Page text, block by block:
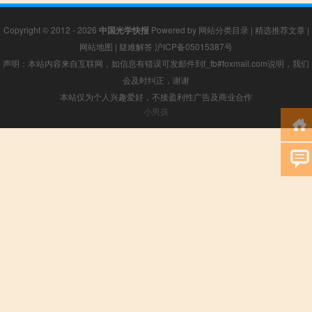
Copyright © 2012 - 2026 中国光学快报 Powered by 网站分类目录 | 精选推荐文章 |
网站地图 | 疑难解答 沪ICP备05015387号
声明：本站内容来自互联网，如信息有错误可发邮件到f_fb#foxmail.com说明，我们
会及时纠正，谢谢
本站仅为个人兴趣爱好，不接盈利性广告及商业合作
小男孩